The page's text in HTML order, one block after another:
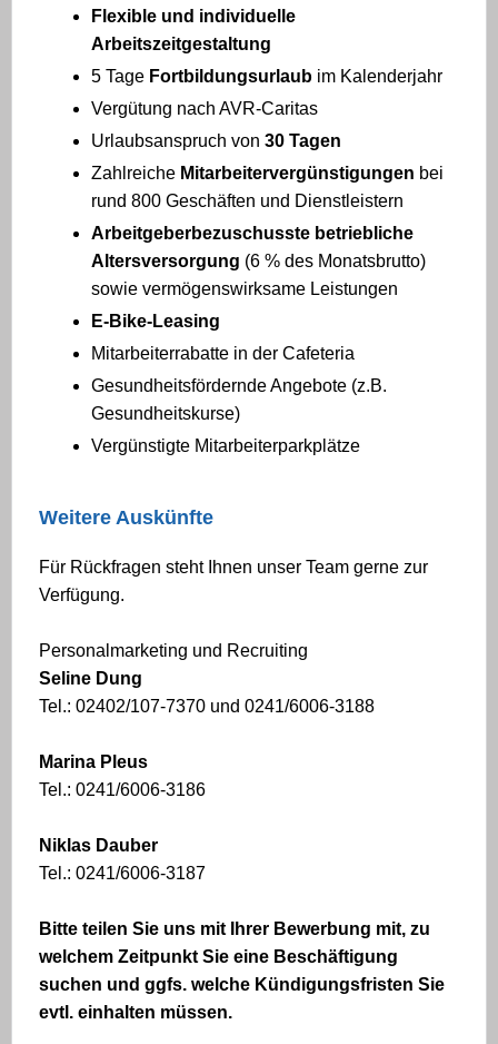
Flexible und individuelle
Arbeitszeitgestaltung
5 Tage Fortbildungsurlaub im Kalenderjahr
Vergütung nach AVR-Caritas
Urlaubsanspruch von 30 Tagen
Zahlreiche Mitarbeitervergünstigungen bei
rund 800 Geschäften und Dienstleistern
Arbeitgeberbezuschusste betriebliche
Altersversorgung (6 % des Monatsbrutto)
sowie vermögenswirksame Leistungen
E-Bike-Leasing
Mitarbeiterrabatte in der Cafeteria
Gesundheitsfördernde Angebote (z.B.
Gesundheitskurse)
Vergünstigte Mitarbeiterparkplätze
Weitere Auskünfte
Für Rückfragen steht Ihnen unser Team gerne zur
Verfügung.
Personalmarketing und Recruiting
Seline Dung
Tel.: 02402/107-7370 und 0241/6006-3188
Marina Pleus
Tel.: 0241/6006-3186
Niklas Dauber
Tel.: 0241/6006-3187
Bitte teilen Sie uns mit Ihrer Bewerbung mit, zu
welchem Zeitpunkt Sie eine Beschäftigung
suchen und ggfs. welche Kündigungsfristen Sie
evtl. einhalten müssen.